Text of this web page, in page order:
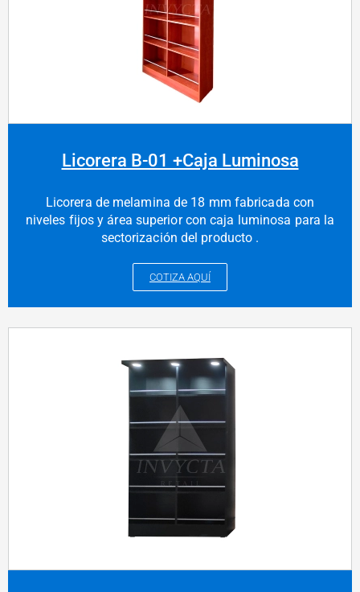
Licorera B-01 +Caja Luminosa
Licorera de melamina de 18 mm fabricada con
niveles fijos y área superior con caja luminosa para la
sectorización del producto .
COTIZA AQUÍ